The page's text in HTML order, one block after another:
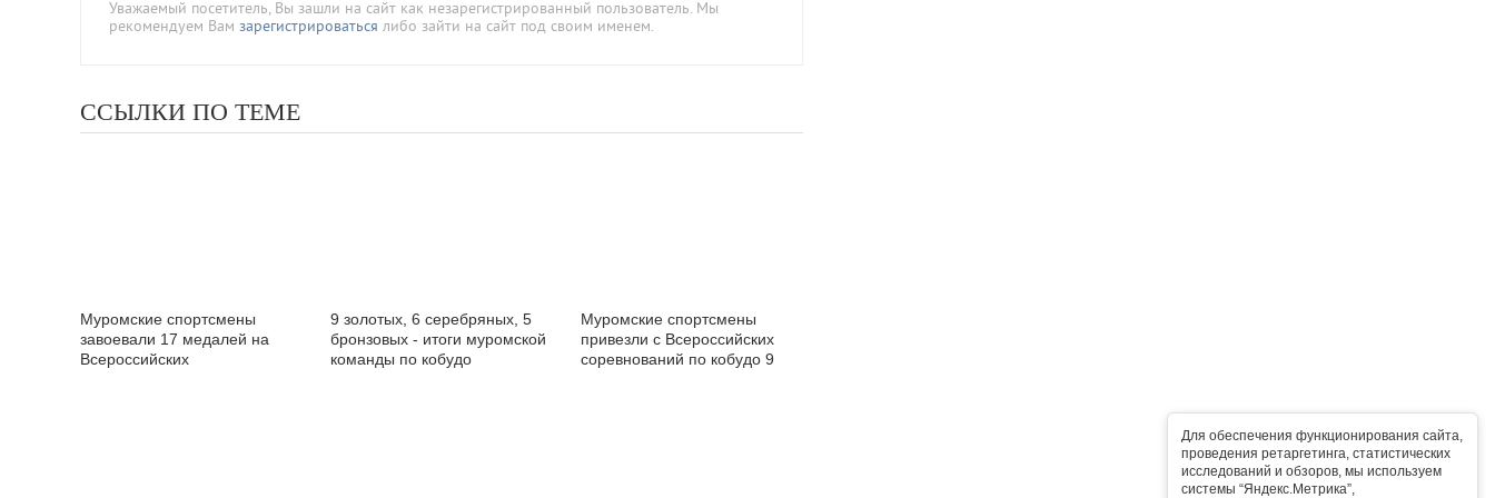
Для обеспечения функционирования сайта,
проведения ретаргетинга, статистических
исследований и обзоров, мы используем
системы “Яндекс.Метрика”,
Уважаемый посетитель, Вы зашли на сайт как незарегистрированный пользователь. Мы
рекомендуем Вам зарегистрироваться либо зайти на сайт под своим именем.
ССЫЛКИ ПО ТЕМЕ
Муромские спортсмены
завоевали 17 медалей на
Всероссийских
9 золотых, 6 серебряных, 5
бронзовых - итоги муромской
команды по кобудо
Муромские спортсмены
привезли с Всероссийских
соревнований по кобудо 9